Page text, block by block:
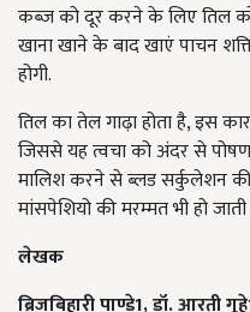
कब्ज को दूर करने के लिए तिल
खाना खाने के बाद खाएं पाचन
होगी.
तिल का तेल गाढ़ा होता है, इस
जिससे यह त्वचा को अंदर से
मालिश करने से ब्लड सर्कुलेशन की
मांसपेशियो की मरम्मत भी हो
लेखक
ब्रिजबिहारी पाण्डे1, डॉ. आरती